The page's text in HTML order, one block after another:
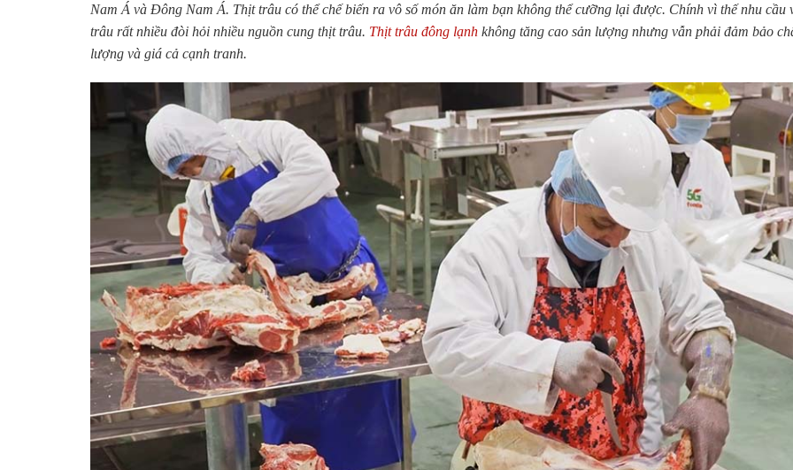
Nam Á và Đông Nam Á. Thịt trâu có thể chế biến ra vô số món ăn làm bạn không thể cưỡng lại được. Chính vì thế nhu cầu
trâu rất nhiều đòi hỏi nhiều nguồn cung thịt trâu. Thịt trâu đông lạnh không tăng cao sản lượng nhưng vẫn phải đảm bảo
lượng và giá cả cạnh tranh.